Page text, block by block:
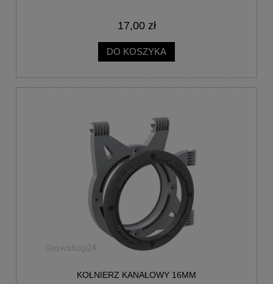
17,00 zł
DO KOSZYKA
KOŁNIERZ KANAŁOWY 16MM